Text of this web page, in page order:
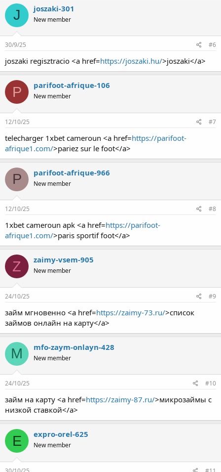
J joszaki-301
New member
30/9/25 #6
joszaki regisztracio <a href=https://joszaki.hu/>joszaki</a>
P parifoot-afrique-106
New member
12/10/25 #7
telecharger 1xbet cameroun <a href=https://parifoot-
afrique1.com/>pariez sur le foot</a>
P parifoot-afrique-966
New member
12/10/25 #8
1xbet cameroun apk <a href=https://parifoot-
afrique1.com/>paris sportif foot</a>
Z zaimy-vsem-905
New member
24/10/25 #9
займ мгновенно <a href=https://zaimy-73.ru/>список
займов онлайн на карту</a>
M mfo-zaym-onlayn-428
New member
24/10/25 #10
займ на карту <a href=https://zaimy-87.ru/>микрозаймы с
низкой ставкой</a>
E expro-orel-625
New member